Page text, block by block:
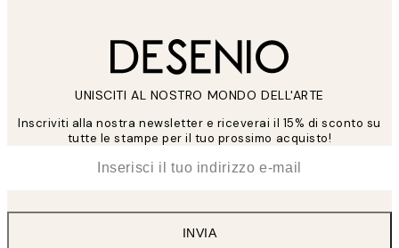
UNISCITI AL NOSTRO MONDO DELL'ARTE
Inscriviti alla nostra newsletter e riceverai il 15% di sconto su
tutte le stampe per il tuo prossimo acquisto!
INVIA